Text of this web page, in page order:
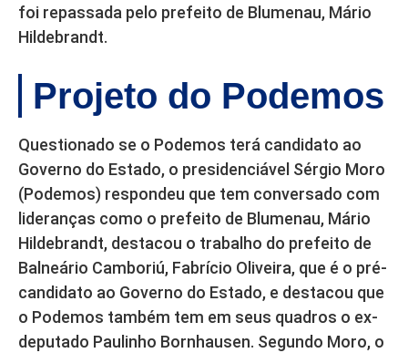
foi repassada pelo prefeito de Blumenau, Mário
Hildebrandt.
Projeto do Podemos
Questionado se o Podemos terá candidato ao
Governo do Estado, o presidenciável Sérgio Moro
(Podemos) respondeu que tem conversado com
lideranças como o prefeito de Blumenau, Mário
Hildebrandt, destacou o trabalho do prefeito de
Balneário Camboriú, Fabrício Oliveira, que é o pré-
candidato ao Governo do Estado, e destacou que
o Podemos também tem em seus quadros o ex-
deputado Paulinho Bornhausen. Segundo Moro, o